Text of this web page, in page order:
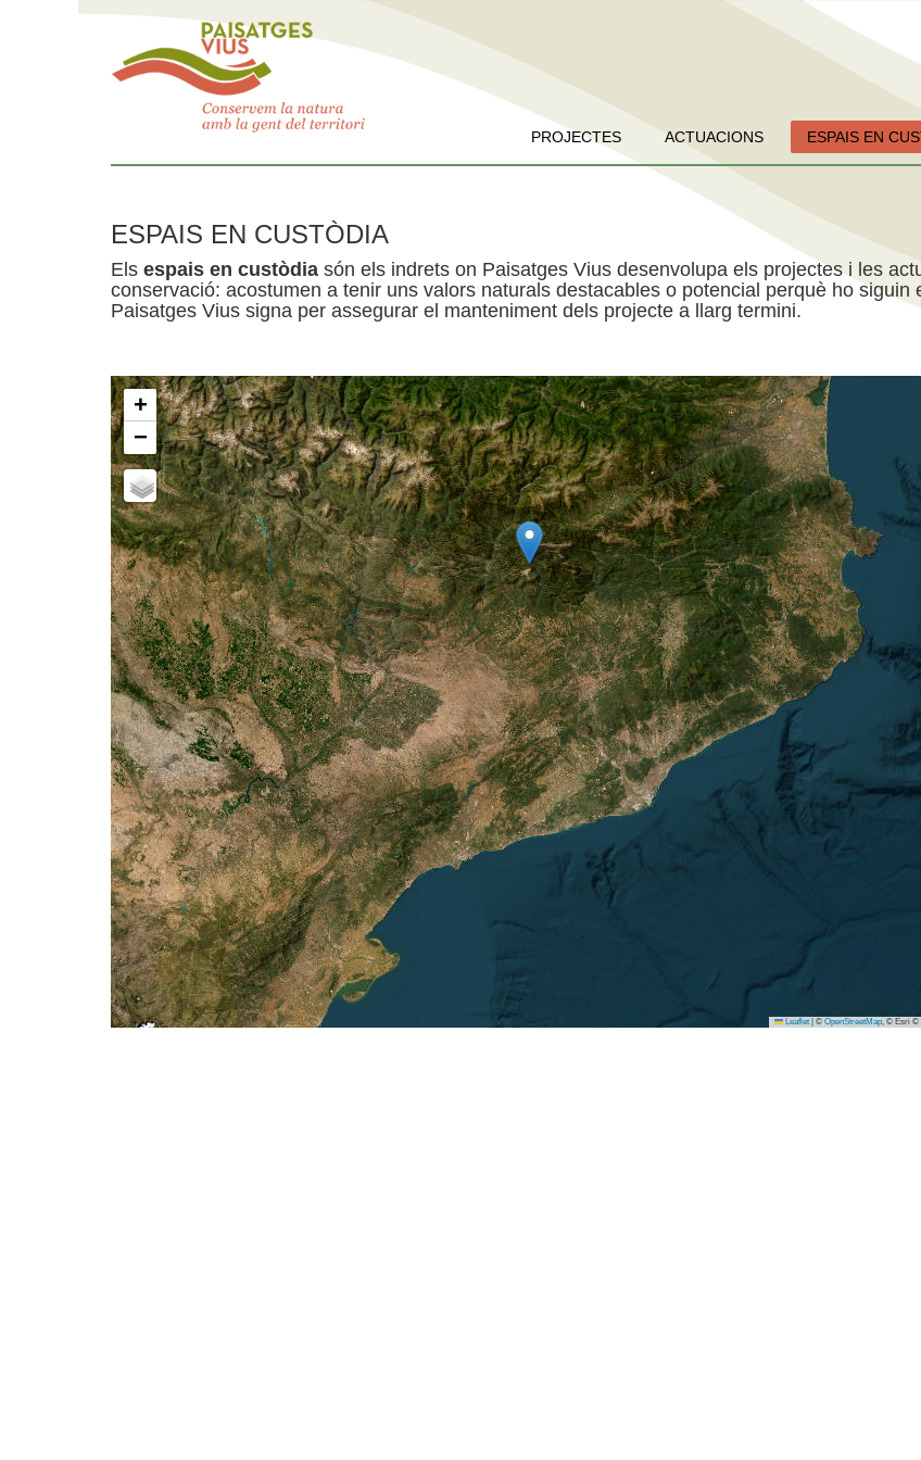
PROJECTES ACTUACIONS ESPAIS EN
ESPAIS EN CUSTÒDIA
Els espais en custòdia són els indrets on Paisatges Vius desenvolupa els projectes i les
conservació: acostumen a tenir uns valors naturals destacables o potencial perquè ho siguin
Paisatges Vius signa per assegurar el manteniment dels projecte a llarg termini.
+
−
Leaflet © OpenStreetMap, © Esri ©